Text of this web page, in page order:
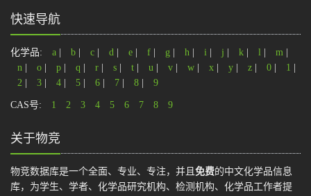
快速导航
化学品: a b c d e f g h i j k l m
n
o p q r s t u v w x y z 0 1
2
3 4 5 6 7 8 9
CAS号: 1 2 3 4 5 6 7 8 9
关于物竞
物竞数据库是一个全面、专业、专注，并且 免费的中文化学品信息
库，为学生、学者、化学品研究机构、检测机构、化学品工作者提